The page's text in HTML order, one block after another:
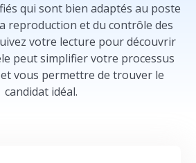
qui sont bien adaptés au poste
reproduction et du contrôle des
votre lecture pour découvrir
peut simplifier votre processus
vous permettre de trouver le
candidat idéal.